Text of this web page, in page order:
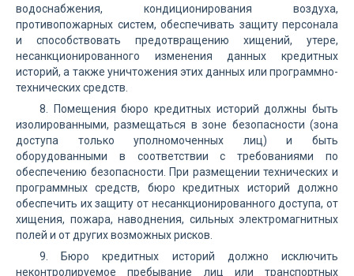
водоснабжения, кондиционирования воздуха,
противопожарных систем, обеспечивать защиту персонала
и способствовать предотвращению хищений, утере,
несанкционированного изменения данных кредитных
историй, а также уничтожения этих данных или программно-
технических средств.
8. Помещения бюро кредитных историй должны быть
изолированными, размещаться в зоне безопасности (зона
доступа только уполномоченных лиц) и быть
оборудованными в соответствии с требованиями по
обеспечению безопасности. При размещении технических и
программных средств, бюро кредитных историй должно
обеспечить их защиту от несанкционированного доступа, от
хищения, пожара, наводнения, сильных электромагнитных
полей и от других возможных рисков.
9. Бюро кредитных историй должно исключить
неконтролируемое пребывание лиц или транспортных